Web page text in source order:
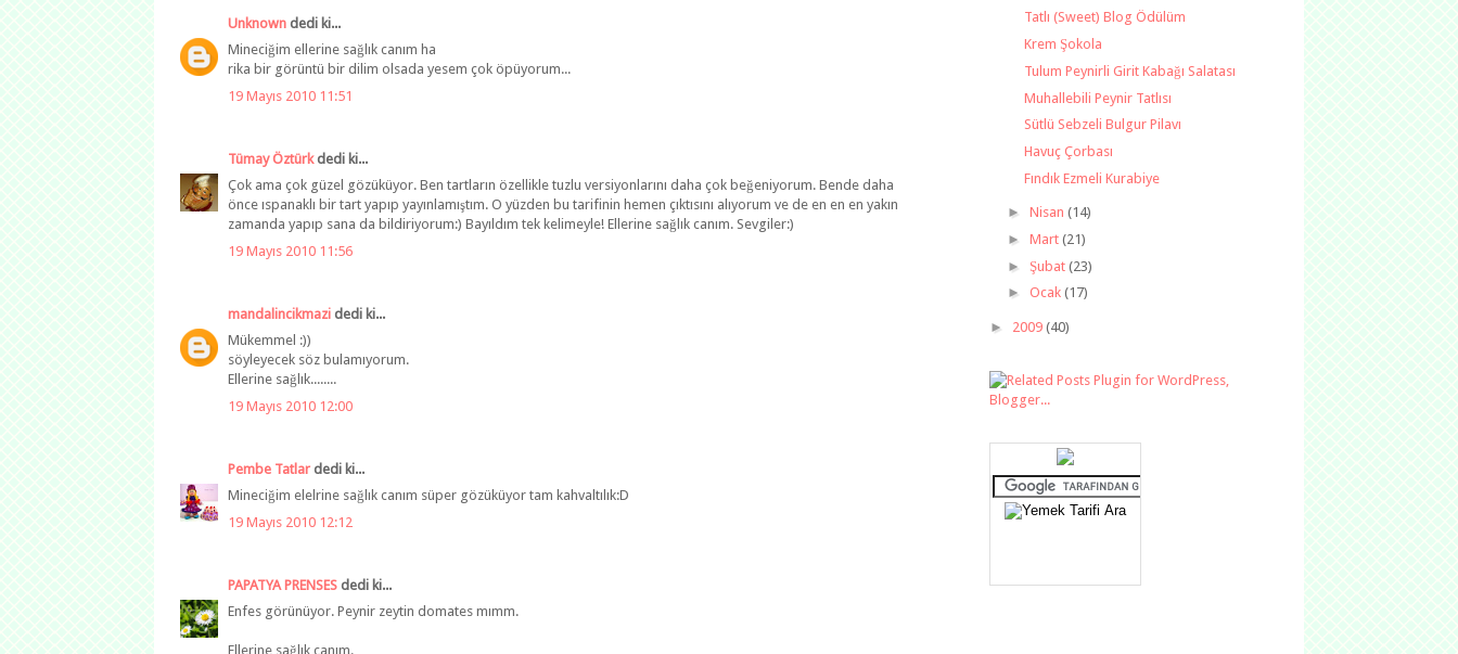
Unknown dedi ki...
Mineciğim ellerine sağlık canım ha
rika bir görüntü bir dilim olsada yesem çok öpüyorum...
19 Mayıs 2010 11:51
Tümay Öztürkdedi ki...
Çok ama çok güzel gözüküyor. Ben tartların özellikle tuzlu versiyonlarını daha çok beğeniyorum. Bende daha
önce ıspanaklı bir tart yapıp yayınlamıştım. O yüzden bu tarifinin hemen çıktısını alıyorum ve de en en en yakın
zamanda yapıp sana da bildiriyorum:) Bayıldım tek kelimeyle! Ellerine sağlık canım. Sevgiler:)
19 Mayıs 2010 11:56
mandalincikmazi dedi ki...
Mükemmel :))
söyleyecek söz bulamıyorum.
Ellerine sağlık........
19 Mayıs 2010 12:00
Pembe Tatlar dedi ki...
Mineciğim elelrine sağlık canım süper gözüküyor tam kahvaltılık:D
19 Mayıs 2010 12:12
PAPATYA PRENSES dedi ki...
Enfes görünüyor. Peynir zeytin domates mımm.
Ellerine sağlık canım.
Tatlı (Sweet) Blog Ödülüm
Krem Şokola
Tulum Peynirli Girit Kabağı Salatası
Muhallebili Peynir Tatlısı
Sütlü Sebzeli Bulgur Pilavı
Havuç Çorbası
Fındık Ezmeli Kurabiye
► Nisan (14)
► Mart (21)
► Şubat (23)
► Ocak (17)
► 2009 (40)